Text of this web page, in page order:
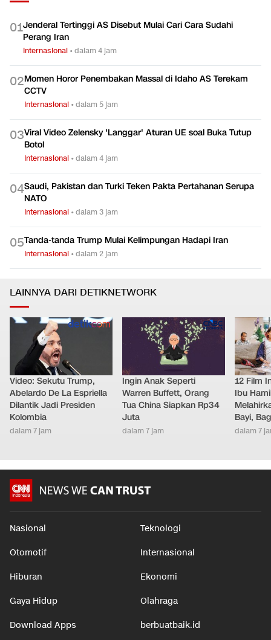
01Jenderal Tertinggi AS Disebut Mulai Cari Cara Sudahi
Perang Iran
Internasional •dalam 4 jam
02Momen Horor Penembakan Massal di Idaho AS Terekam
CCTV
Internasional •dalam 5 jam
03Viral Video Zelensky 'Langgar' Aturan UE soal Buka Tutup
Botol
Internasional •dalam 4 jam
04Saudi, Pakistan dan Turki Teken Pakta Pertahanan Serupa
NATO
Internasional •dalam 3 jam
05Tanda-tanda Trump Mulai Kelimpungan Hadapi Iran
Internasional •dalam 2 jam
LAINNYA DARI DETIKNETWORK
Video: Sekutu Trump,
Abelardo De La Espriella
Dilantik Jadi Presiden
Kolombia
dalam 7 jam
Ingin Anak Seperti
Warren Buffett, Orang
Tua China Siapkan Rp34
Juta
dalam 7 jam
12 Film
Ibu
Bayi,
dalam 7
Nasional Teknologi
Otomotif Internasional
Hiburan Ekonomi
Gaya Hidup Olahraga
Download Apps berbuatbaik.id